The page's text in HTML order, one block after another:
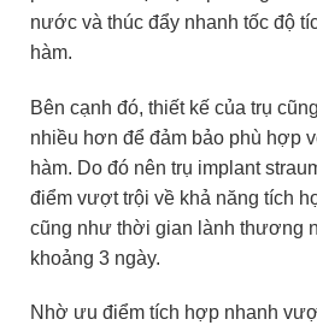
nước và thúc đẩy nhanh tốc độ
hàm.
Bên cạnh đó, thiết kế của trụ
nhiều hơn để đảm bảo phù hợp
hàm. Do đó nên trụ implant
điểm vượt trội về khả năng tích
cũng như thời gian lành thương
khoảng 3 ngày.
Nhờ ưu điểm tích hợp nhanh